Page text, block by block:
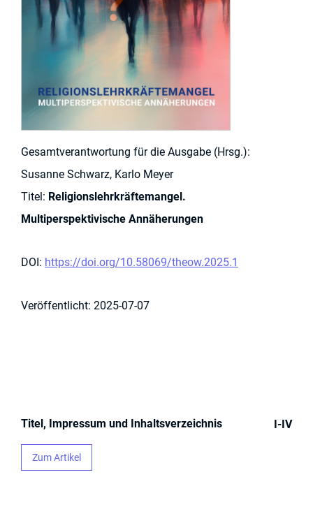
Gesamtverantwortung für die Ausgabe (Hrsg.):
Susanne Schwarz, Karlo Meyer
Titel: Religionslehrkräftemangel.
Multiperspektivische Annäherungen
DOI: https://doi.org/10.58069/theow.2025.1
Veröffentlicht: 2025-07-07
Titel, Impressum und Inhaltsverzeichnis
Zum Artikel
I-IV